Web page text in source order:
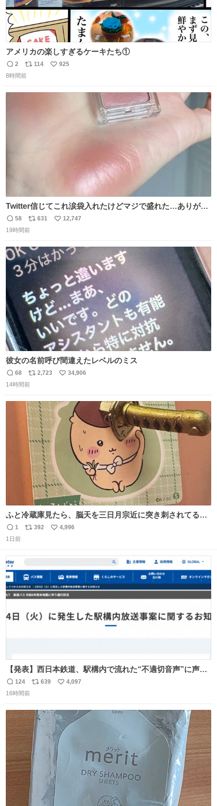
アメリカの楽しすぎるケーキたち①
返
信
2
リ
ポ
114
い
925
8時間前
Twitter信じてこれ涙袋入れたけどマジで盛れた…ありがと
う…
返
信
58
リ
ポ
ト
数
631
い
数
12,747
19時間前
彼女の名前呼び間違えたレベルのミス
返
信
68
リ
ポ
ト
数
2,723
い
数
34,906
14時間前
ふと冷蔵庫見たら、脳天を三日月宗近に突き刺されてるく
りまんじゅうパイセンが
返
信
1
リ
数
392
い
4,996
1日前
【発表】西日本鉄道、駅構内で流れた“不適切音声”に声明
「被害届も検討」 news.livedoor.com/article/detail… 4日
に西鉄福岡（天神）駅および薬院駅で発生した駅構内放送
送設備に外部から不正に音声が流された可能性も含めて確
認を実施」と説明した。
返
信
124
リ
ト
数
639
い
数
4,097
16時間前